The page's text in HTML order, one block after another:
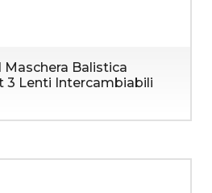
Balistica
3 Lenti Intercambiabili